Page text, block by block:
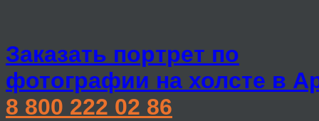
Заказать портрет по
фотографии на холсте в
8 800 222 02 86